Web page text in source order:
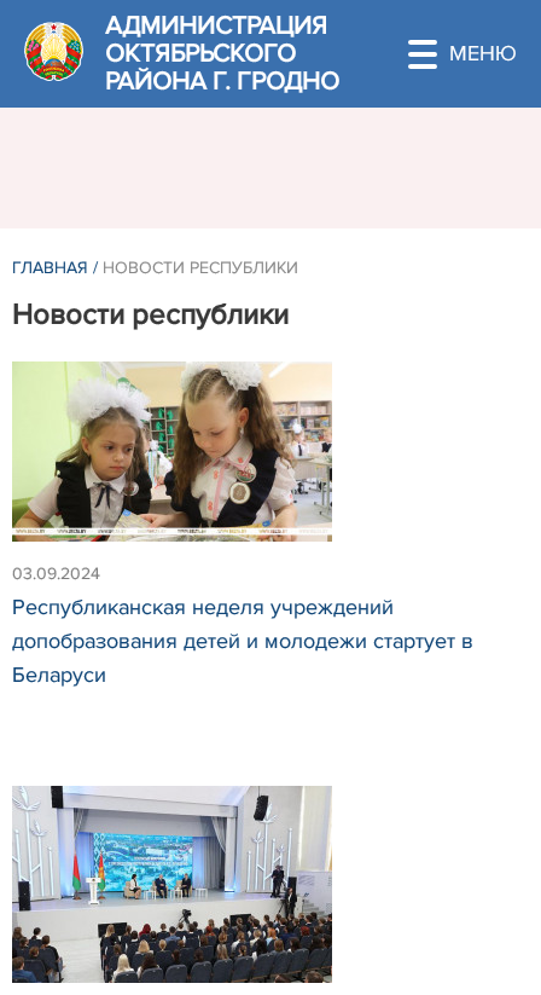
АДМИНИСТРАЦИЯ
ОКТЯБРЬСКОГО
РАЙОНА Г. ГРОДНО
ГЛАВНАЯ / НОВОСТИ РЕСПУБЛИКИ
Новости республики
03.09.2024
Республиканская неделя учреждений
допобразования детей и молодежи стартует в
Беларуси